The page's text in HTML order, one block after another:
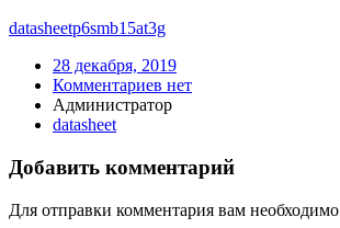
datasheetp6smb15at3g
28 декабря, 2019
Комментариев нет
Администратор
datasheet
Добавить комментарий
Для отправки комментария вам необходимо